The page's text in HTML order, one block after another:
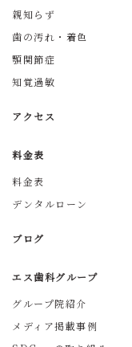
親知らず
歯の汚れ・着色
顎関節症
知覚過敏
アクセス
料金表
料金表
デンタルローン
ブログ
エス歯科グループ
グループ院紹介
メディア掲載事例